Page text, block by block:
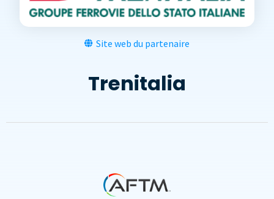
Site web du partenaire
Trenitalia